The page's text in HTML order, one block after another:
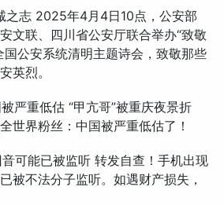
之志 2025年4月4日10点，公安部
文联、四川省公安厅联合举办“致敬
国公安系统清明主题诗会，致敬那些
英烈。
严重低估 “甲亢哥”被重庆夜景折
世界粉丝：中国被严重低估了！
可能已被监听 转发自查！手机出现
被不法分子监听。如遇财产损失，